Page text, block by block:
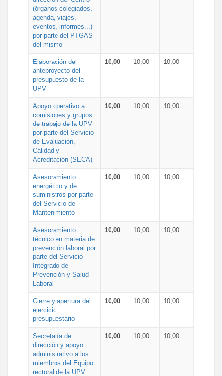
(órganos colegiados,
agenda, viajes,
eventos, informes...)
por parte del PTGAS
del mismo
Elaboración del
anteproyecto del
presupuesto de la
UPV
10,00 10,00 10,00
Apoyo operativo a
comisiones y grupos
de trabajo de la UPV
por parte del Servicio
de Evaluación,
Calidad y
Acreditación (SECA)
10,00 10,00 10,00
Asesoramiento
energético y de
suministros por parte
del Servicio de
Mantenimiento
10,00 10,00 10,00
Asesoramiento
técnico en materia de
prevención laboral por
parte del Servicio
Integrado de
Prevención y Salud
Laboral
10,00 10,00 10,00
Cierre y apertura del
ejercicio
presupuestario
10,00 10,00 10,00
Secretaría de
dirección y apoyo
administrativo a los
miembros del Equipo
rectoral de la UPV
10,00 10,00 10,00